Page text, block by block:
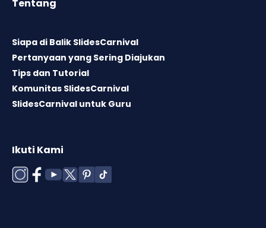
Tentang
Siapa di Balik SlidesCarnival
Pertanyaan yang Sering Diajukan
Tips dan Tutorial
Komunitas SlidesCarnival
SlidesCarnival untuk Guru
Ikuti Kami